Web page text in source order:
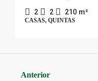
2 2 210 m²
CASAS, QUINTAS
Anterior